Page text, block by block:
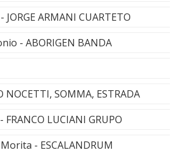
ARMANI CUARTETO
- ABORIGEN BANDA
NOCETTI, SOMMA, ESTRADA
LUCIANI GRUPO
- ESCALANDRUM